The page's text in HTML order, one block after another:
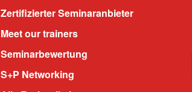
Zertifizierter Seminaranbieter
Meet our trainers
Seminarbewertung
S+P Networking